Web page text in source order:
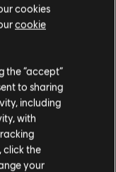
英雄。全新產品和
來的極致體驗！從
獲得最完整的遊戲
下屬於你的維京傳
神話、在
語》裡建立你的聚
欲地駭進倫敦的一
入特種部隊。也別
命的殘酷世界，將
完成购买
cookies
cookie
the “accept”
to sharing
including
with
click the
your